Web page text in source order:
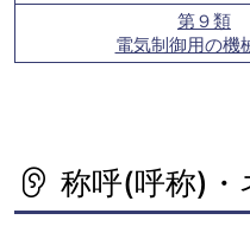
第９類
電気制御用の機
称呼(呼称)